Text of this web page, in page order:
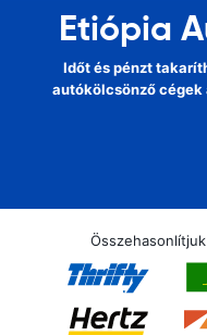
Etiópia
Időt és pénzt
autókölcsönző cégek